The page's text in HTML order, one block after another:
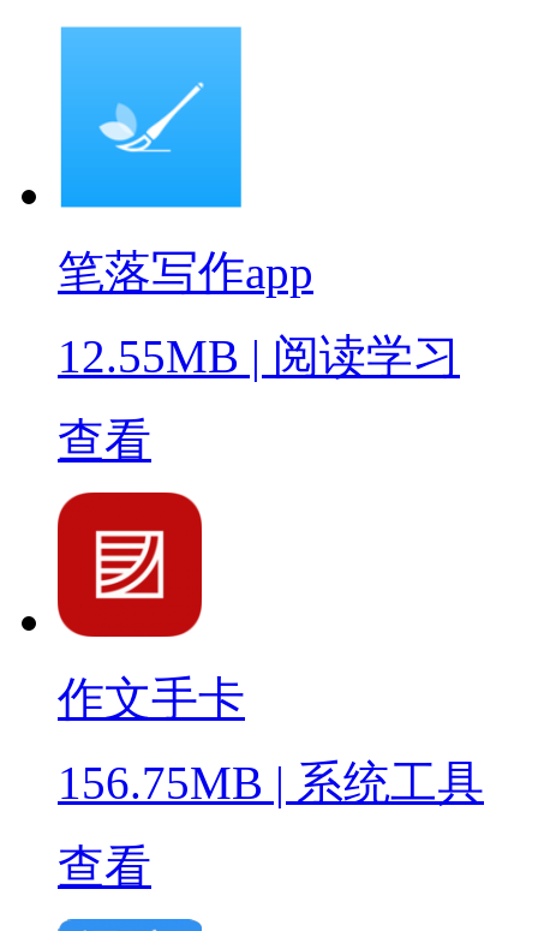
笔落写作app
12.55MB | 阅读学习
查看
作文手卡
156.75MB | 系统工具
查看